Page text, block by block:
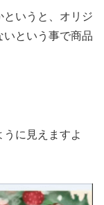
というと、オリジ
という事で商品
に見えますよ